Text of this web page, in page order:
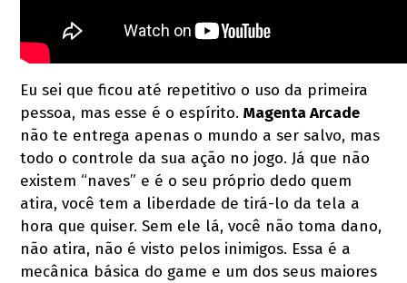
Eu sei que ficou até repetitivo o uso da primeira
pessoa, mas esse é o espírito.Magenta Arcade
não te entrega apenas o mundo a ser salvo, mas
todo o controle da sua ação no jogo. Já que não
existem “naves” e é o seu próprio dedo quem
atira, você tem a liberdade de tirá-lo da tela a
hora que quiser. Sem ele lá, você não toma dano,
não atira, não é visto pelos inimigos. Essa é a
mecânica básica do game e um dos seus maiores